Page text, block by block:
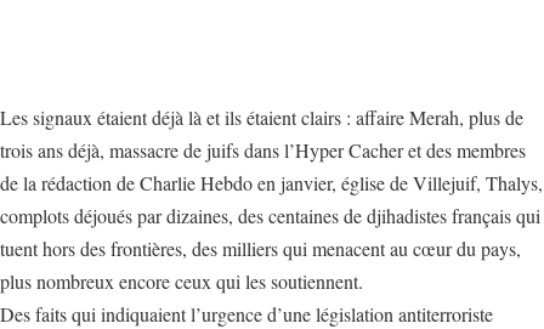
Les signaux étaient déjà là et ils étaient clairs : affaire Merah, plus de
trois ans déjà, massacre de juifs dans l’Hyper Cacher et des membres
de la rédaction de Charlie Hebdo en janvier, église de Villejuif, Thalys,
complots déjoués par dizaines, des centaines de djihadistes français qui
tuent hors des frontières, des milliers qui menacent au cœur du pays,
plus nombreux encore ceux qui les soutiennent.
Des faits qui indiquaient l’urgence d’une législation antiterroriste